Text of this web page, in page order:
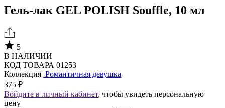
Гель-лак GEL POLISH Souffle, 10 мл
5
В НАЛИЧИИ
КОД ТОВАРА 01253
Коллекция Романтичная девушка
375 ₽
Войдите в личный кабинет, чтобы увидеть персональную
цену